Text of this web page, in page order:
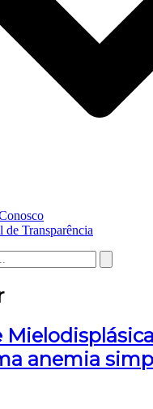
de Transparência
anemia